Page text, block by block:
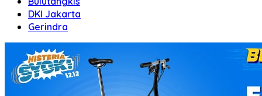
DKI Jakarta
Gerindra